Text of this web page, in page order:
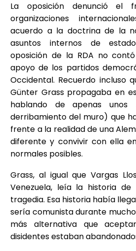
La oposición denunció el
organizaciones
acuerdo a la doctrina de la
asuntos internos de
oposición de la RDA no
apoyo de los partidos
Occidental. Recuerdo incluso
Günter Grass propagaba en
hablando de apenas unos
derribamiento del muro) que
frente a la realidad de una
diferente y convivir con ella
normales posibles.
Grass, al igual que Vargas
Venezuela, leía la historia
tragedia. Esa historia había
sería comunista durante
más alternativa que
disidentes estaban